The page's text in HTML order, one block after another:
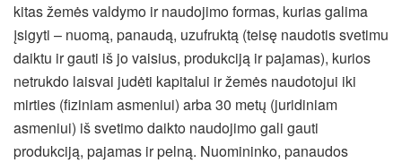
kitas žemės valdymo ir naudojimo formas, kurias galima
įsigyti – nuomą, panaudą, uzufruktą (teisę naudotis svetimu
daiktu ir gauti iš jo vaisius, produkciją ir pajamas), kurios
netrukdo laisvai judėti kapitalui ir žemės naudotojui iki
mirties (fiziniam asmeniui) arba 30 metų (juridiniam
asmeniui) iš svetimo daikto naudojimo gali gauti
produkciją, pajamas ir pelną. Nuomininko, panaudos